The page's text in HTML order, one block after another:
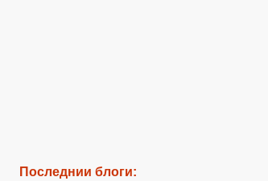
Последнии блоги: